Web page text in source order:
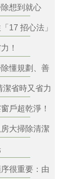
想到就心
17 招心法」
！
懂規劃、善
潔省時又省力
戶超乾淨！
大掃除清潔
很重要：由